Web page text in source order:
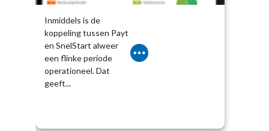
Inmiddels is de
koppeling tussen Payt
en SnelStart alweer
een flinke periode
operationeel. Dat
geeft...